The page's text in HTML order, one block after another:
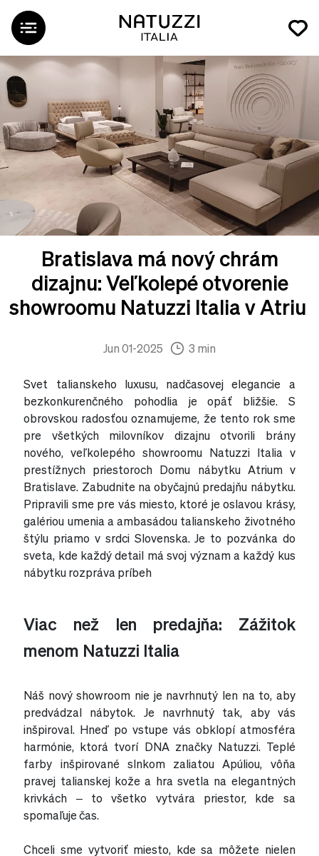
Bratislava má nový chrám
dizajnu: Veľkolepé otvorenie
showroomu Natuzzi Italia v Atriu
Jun 01-2025 3 min
Svet talianskeho luxusu, nadčasovej elegancie a
bezkonkurenčného pohodlia je opäť bližšie. S
obrovskou radosťou oznamujeme, že tento rok sme
pre všetkých milovníkov dizajnu otvorili brány
nového, veľkolepého showroomu Natuzzi Italia v
prestížnych priestoroch Domu nábytku Atrium v
Bratislave. Zabudnite na obyčajnú predajňu nábytku.
Pripravili sme pre vás miesto, ktoré je oslavou krásy,
galériou umenia a ambasádou talianskeho životného
štýlu priamo v srdci Slovenska. Je to pozvánka do
sveta, kde každý detail má svoj význam a každý kus
nábytku rozpráva príbeh
Viac než len predajňa: Zážitok
menom Natuzzi Italia
Náš nový showroom nie je navrhnutý len na to, aby
predvádzal nábytok. Je navrhnutý tak, aby vás
inšpiroval. Hneď po vstupe vás obklopí atmosféra
harmónie, ktorá tvorí DNA značky Natuzzi. Teplé
farby inšpirované slnkom zaliatou Apúliou, vôňa
pravej talianskej kože a hra svetla na elegantných
krivkách – to všetko vytvára priestor, kde sa
spomaľuje čas.
Chceli sme vytvoriť miesto, kde sa môžete nielen